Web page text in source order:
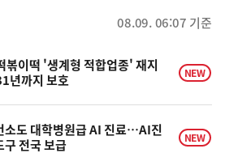
08.09. 06:07 기준
볶이떡 '생계형 적합업종' 재지
까지 보호
NEW
소도 대학병원급 AI 진료…AI진
구 전국 보급
NEW